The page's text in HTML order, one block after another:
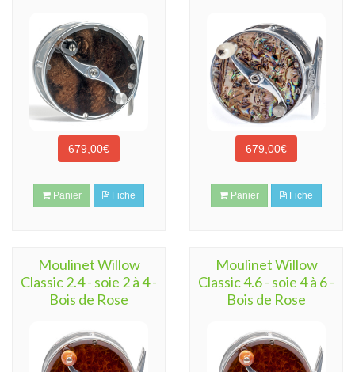
679,00€
Panier Fiche
679,00€
Panier Fiche
Moulinet Willow
Classic 2.4 - soie 2 à 4 -
Bois de Rose
Moulinet Willow
Classic 4.6 - soie 4 à 6 -
Bois de Rose